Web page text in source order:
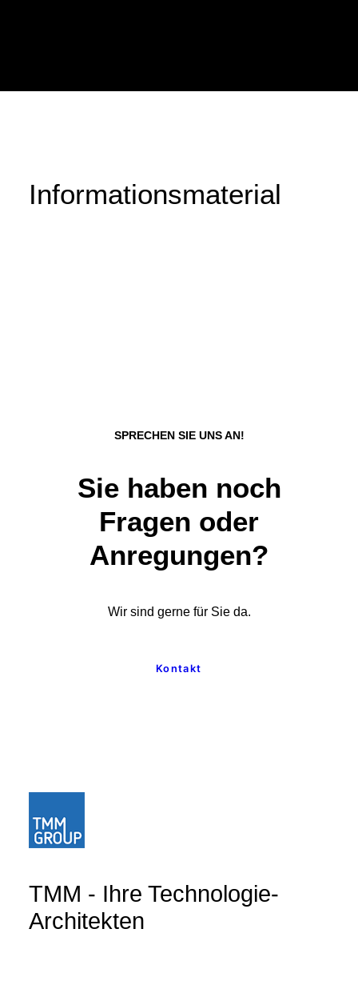
Informationsmaterial
SPRECHEN SIE UNS AN!
Sie haben noch
Fragen oder
Anregungen?
Wir sind gerne für Sie da.
Kontakt
TMM - Ihre Technologie-
Architekten